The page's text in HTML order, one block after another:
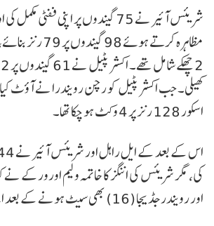
شریئس آئیر نے 75 گیندوں پر اپنی ففٹی
کھیلی۔ جب اکشر پٹیل کو رچن رویندرا نے آؤٹ
اسکور 128 رنز پر 4 وکٹ ہو چکا تھا۔
اور رویندر جڈیجا (16) بھی سیٹ ہونے کے بعد اپنے وکٹ گنوا بیٹھے۔